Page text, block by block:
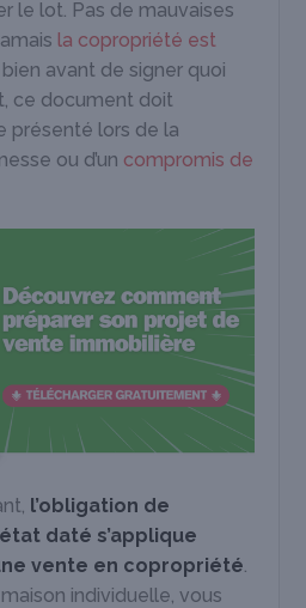
le lot. Pas de mauvaises
la copropriété est
bien avant de signer quoi
ce document doit
présenté lors de la
ou d’un compromis de
l’obligation de
daté s’applique
vente en copropriété
individuelle, vous